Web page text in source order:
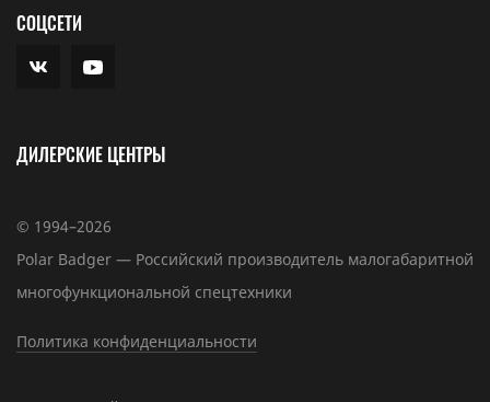
СОЦСЕТИ
ДИЛЕРСКИЕ ЦЕНТРЫ
© 1994–2026
Polar Badger — Российский производитель малогабаритной
многофункциональной спецтехники
Политика конфиденциальности